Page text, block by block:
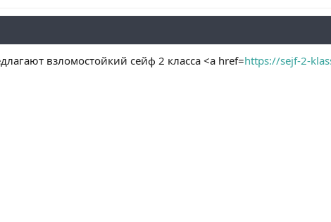
взломостойкий сейф 2 класса <a href=https://sejf-2-